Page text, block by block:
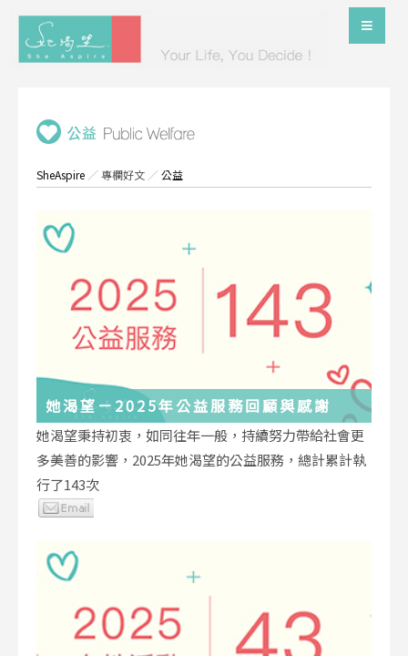
SheAspire ／專欄好文 ／公益
她渴望－2025年公益服務回顧與感謝
她渴望秉持初衷，如同往年一般，持續努力帶給社會更
多美善的影響，2025年她渴望的公益服務，總計累計執
行了143次